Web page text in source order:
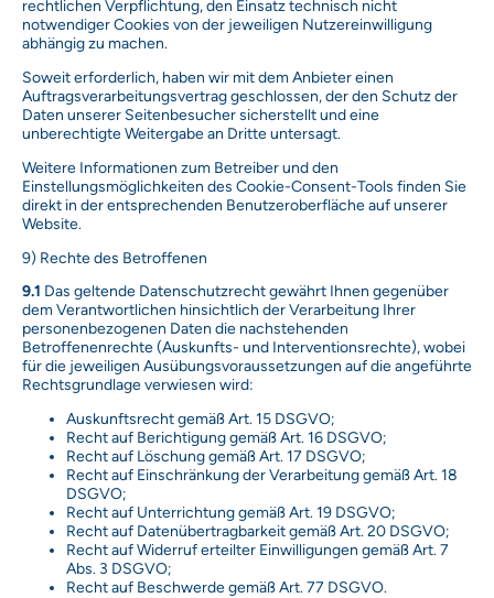
rechtlichen Verpflichtung, den Einsatz technisch nicht
notwendiger Cookies von der jeweiligen Nutzereinwilligung
abhängig zu machen.
Soweit erforderlich, haben wir mit dem Anbieter einen
Auftragsverarbeitungsvertrag geschlossen, der den Schutz der
Daten unserer Seitenbesucher sicherstellt und eine
unberechtigte Weitergabe an Dritte untersagt.
Weitere Informationen zum Betreiber und den
Einstellungsmöglichkeiten des Cookie-Consent-Tools finden Sie
direkt in der entsprechenden Benutzeroberfläche auf unserer
Website.
9) Rechte des Betroffenen
9.1 Das geltende Datenschutzrecht gewährt Ihnen gegenüber
dem Verantwortlichen hinsichtlich der Verarbeitung Ihrer
personenbezogenen Daten die nachstehenden
Betroffenenrechte (Auskunfts- und Interventionsrechte), wobei
für die jeweiligen Ausübungsvoraussetzungen auf die angeführte
Rechtsgrundlage verwiesen wird:
Auskunftsrecht gemäß Art. 15 DSGVO;
Recht auf Berichtigung gemäß Art. 16 DSGVO;
Recht auf Löschung gemäß Art. 17 DSGVO;
Recht auf Einschränkung der Verarbeitung gemäß Art. 18
DSGVO;
Recht auf Unterrichtung gemäß Art. 19 DSGVO;
Recht auf Datenübertragbarkeit gemäß Art. 20 DSGVO;
Recht auf Widerruf erteilter Einwilligungen gemäß Art. 7
Abs. 3 DSGVO;
Recht auf Beschwerde gemäß Art. 77 DSGVO.